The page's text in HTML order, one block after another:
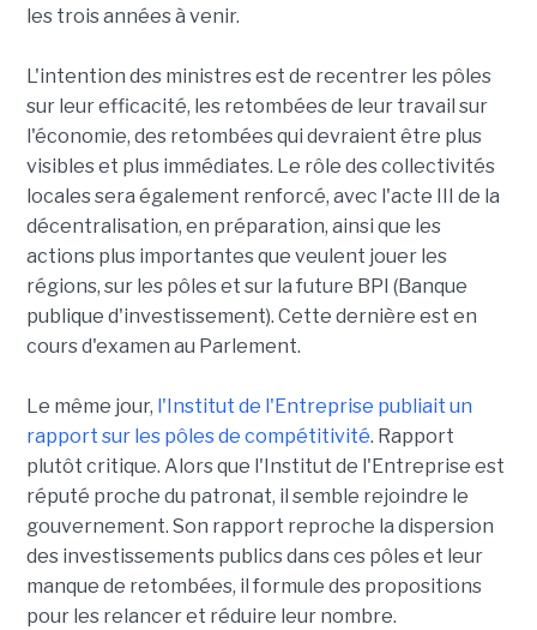
les trois années à venir.
L'intention des ministres est de recentrer les pôles
sur leur efficacité, les retombées de leur travail sur
l'économie, des retombées qui devraient être plus
visibles et plus immédiates. Le rôle des collectivités
locales sera également renforcé, avec l'acte III de la
décentralisation, en préparation, ainsi que les
actions plus importantes que veulent jouer les
régions, sur les pôles et sur la future BPI (Banque
publique d'investissement). Cette dernière est en
cours d'examen au Parlement.
Le même jour, l'Institut de l'Entreprise publiait un
rapport sur les pôles de compétitivité. Rapport
plutôt critique. Alors que l'Institut de l'Entreprise est
réputé proche du patronat, il semble rejoindre le
gouvernement. Son rapport reproche la dispersion
des investissements publics dans ces pôles et leur
manque de retombées, il formule des propositions
pour les relancer et réduire leur nombre.